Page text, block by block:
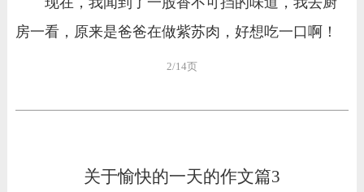
房一看，原来是爸爸在做紫苏肉，好想吃一口啊！
2/14页
关于愉快的一天的作文篇3